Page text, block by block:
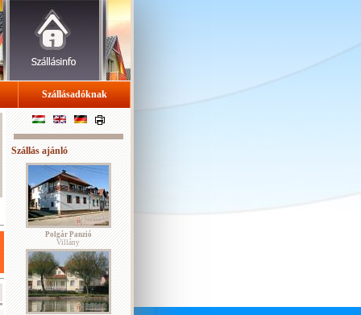
Szállásadóknak
Szállás ajánló
Polgár Panzió
Villány